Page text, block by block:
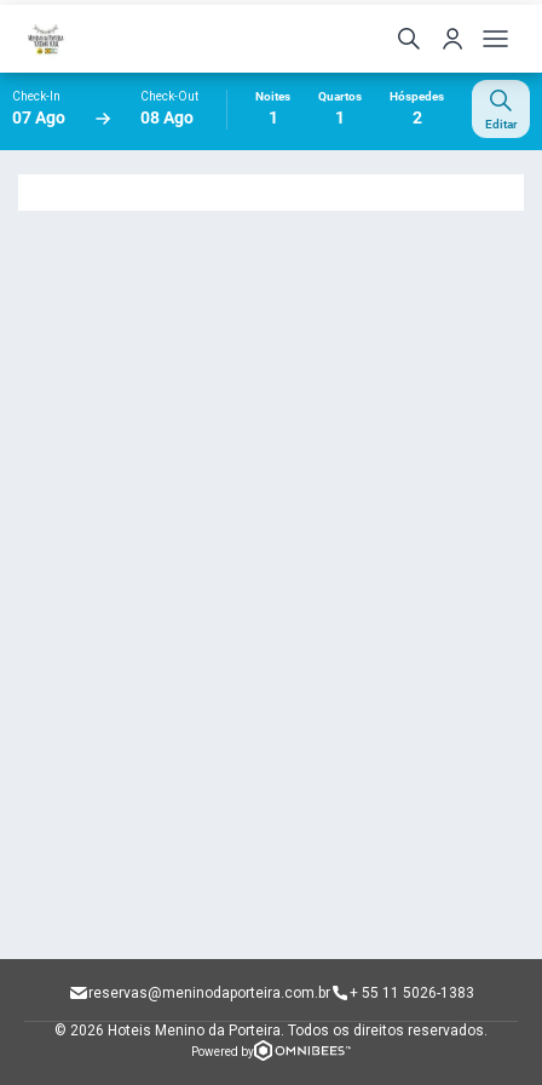
Check-In
07 Ago
Check-Out
08 Ago
Noites
1
Quartos
1
Hóspedes
2 Editar
reservas@meninodaporteira.com.br + 55 11 5026-1383
© 2026 Hoteis Menino da Porteira. Todos os direitos reservados.
Powered by